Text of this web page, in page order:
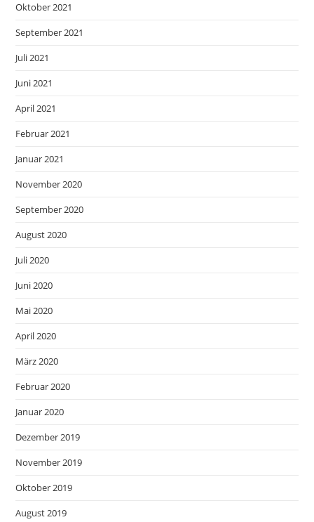
Oktober 2021
September 2021
Juli 2021
Juni 2021
April 2021
Februar 2021
Januar 2021
November 2020
September 2020
August 2020
Juli 2020
Juni 2020
Mai 2020
April 2020
März 2020
Februar 2020
Januar 2020
Dezember 2019
November 2019
Oktober 2019
August 2019